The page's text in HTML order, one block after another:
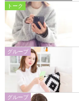
トーク
グループ
グループ